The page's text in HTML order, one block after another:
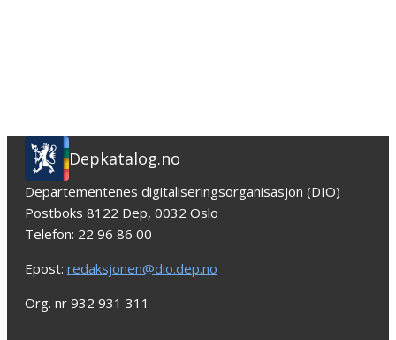
Depkatalog.no
Departementenes digitaliseringsorganisasjon (DIO)
Postboks 8122 Dep, 0032 Oslo
Telefon: 22 96 86 00
Epost: redaksjonen@dio.dep.no
Org. nr 932 931 311